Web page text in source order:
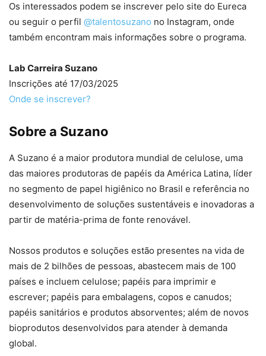
Os interessados podem se inscrever pelo site do Eureca
ou seguir o perfil @talentosuzano no Instagram, onde
também encontram mais informações sobre o programa.
Lab Carreira Suzano
Inscrições até 17/03/2025
Onde se inscrever?
Sobre a Suzano
A Suzano é a maior produtora mundial de celulose, uma
das maiores produtoras de papéis da América Latina, líder
no segmento de papel higiênico no Brasil e referência no
desenvolvimento de soluções sustentáveis e inovadoras a
partir de matéria-prima de fonte renovável.
Nossos produtos e soluções estão presentes na vida de
mais de 2 bilhões de pessoas, abastecem mais de 100
países e incluem celulose; papéis para imprimir e
escrever; papéis para embalagens, copos e canudos;
papéis sanitários e produtos absorventes; além de novos
bioprodutos desenvolvidos para atender à demanda
global.